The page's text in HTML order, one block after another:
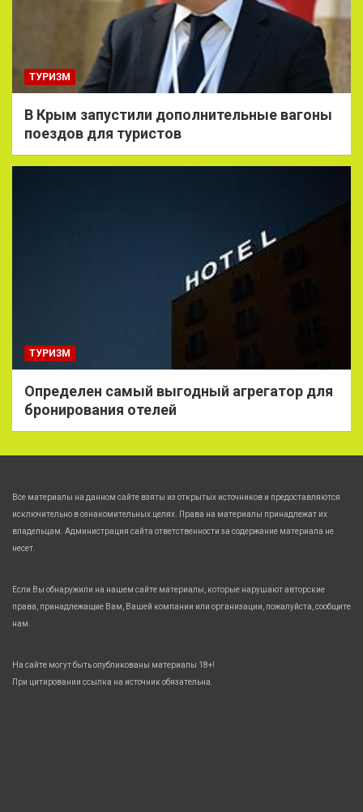
ТУРИЗМ
В Крым запустили дополнительные вагоны
поездов для туристов
ТУРИЗМ
Определен самый выгодный агрегатор для
бронирования отелей
Все материалы на данном сайте взяты из открытых источников и предоставляются
исключительно в ознакомительных целях. Права на материалы принадлежат их
владельцам. Администрация сайта ответственности за содержание материала не
несет.
Если Вы обнаружили на нашем сайте материалы, которые нарушают авторские
права, принадлежащие Вам, Вашей компании или организации, пожалуйста, сообщите
нам.
На сайте могут быть опубликованы материалы 18+!
При цитировании ссылка на источник обязательна.